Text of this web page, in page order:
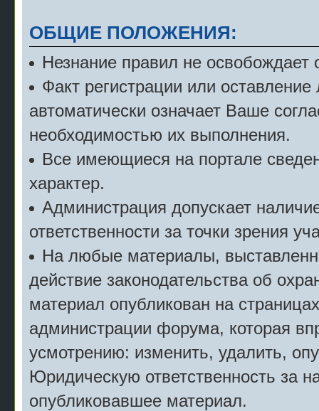
ОБЩИЕ ПОЛОЖЕНИЯ:
Незнание правил не освобождает
Факт регистрации или
автоматически означает Ваше
необходимостью их выполнения.
Все имеющиеся на портале
характер.
Администрация допускает
ответственности за точки зрения
На любые материалы,
действие законодательства об
материал опубликован на
администрации форума, которая
усмотрению: изменить, удалить,
Юридическую ответственность за
опубликовавшее материал.